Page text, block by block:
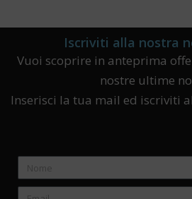
Iscriviti alla nostra
Vuoi scoprire in anteprima
nostre ultime
Inserisci la tua mail ed iscriviti